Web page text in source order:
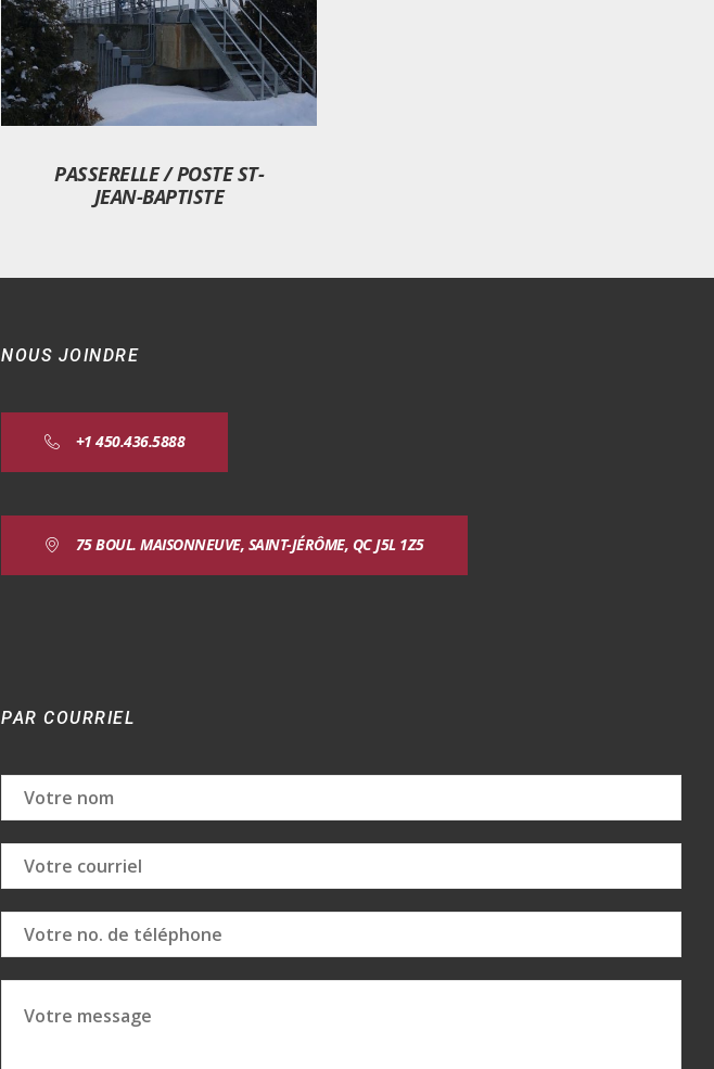
PASSERELLE / POSTE ST-
JEAN-BAPTISTE
NOUS JOINDRE
+1 450.436.5888
75 BOUL. MAISONNEUVE, SAINT-JÉRÔME, QC J5L 1Z5
PAR COURRIEL